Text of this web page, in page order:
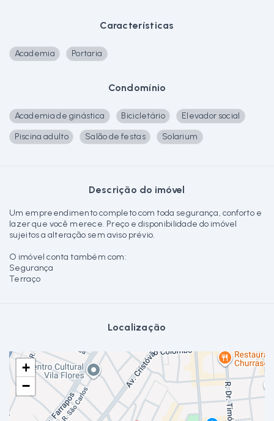
Características
Academia Portaria
Condomínio
Academia de ginástica Bicicletário
Elevador social
Piscina adulto
Salão de festas Solarium
Descrição do imóvel
Um empreendimento completo com toda segurança, conforto e
lazer que você merece. Preço e disponibilidade do imóvel
sujeitos a alteração sem aviso prévio.
O imóvel conta também com:
Segurança
Terraço
Localização
+
−